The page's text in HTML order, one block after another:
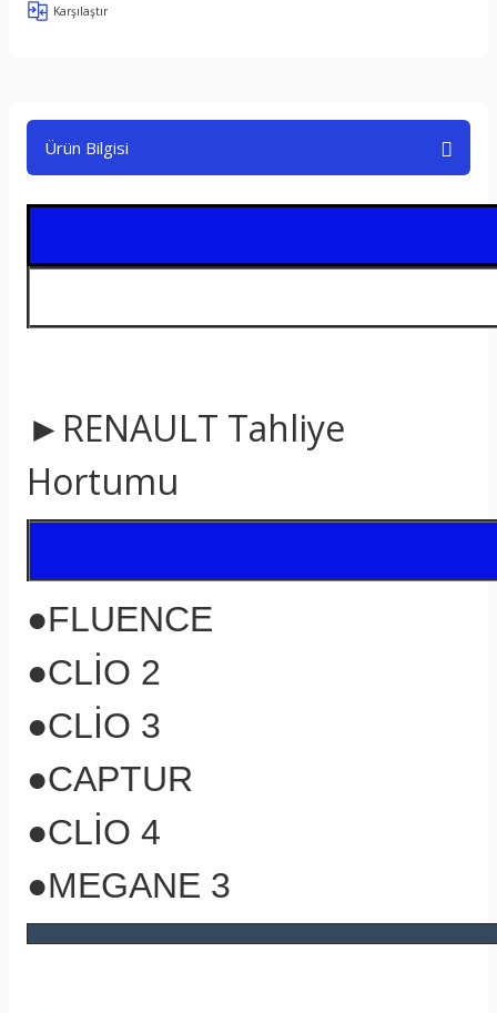
Karşılaştır
Ürün Bilgisi
►RENAULT Tahliye
Hortumu
●FLUENCE
●CLİO 2
●CLİO 3
●CAPTUR
●CLİO 4
●MEGANE 3